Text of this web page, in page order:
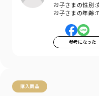
お子さまの性別:
お子さまの年齢:
参考になった
購入商品